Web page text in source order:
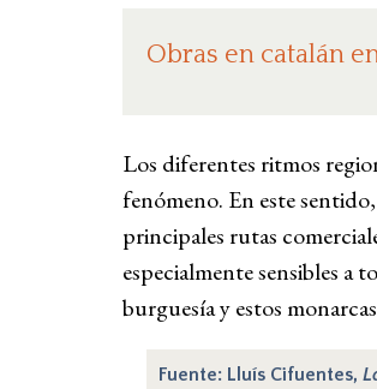
Obras en catalán
Los diferentes ritmos
fenómeno. En este
principales rutas
especialmente sensibles a
burguesía y estos
Fuente: Lluís Cifuentes,